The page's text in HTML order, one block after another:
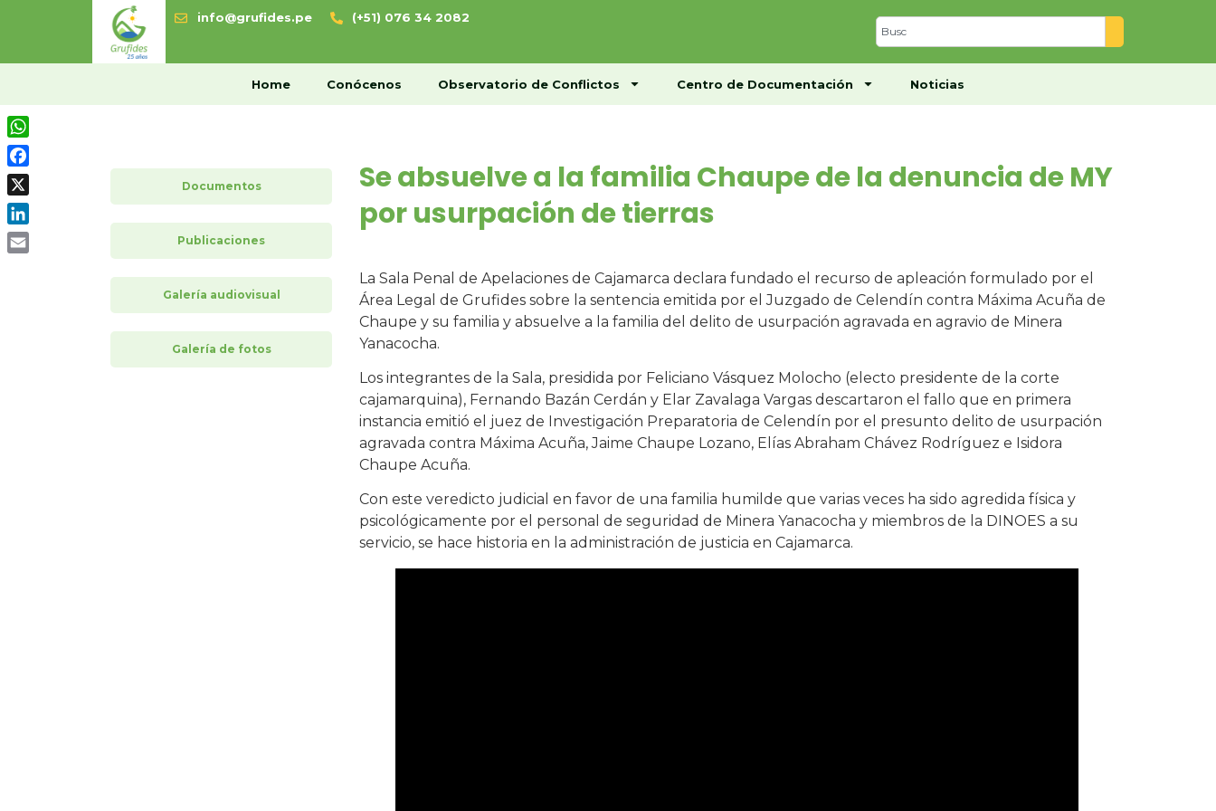
info@grufides.pe (+51) 076 34 2082
Home Conócenos Observatorio de Conflictos Centro de Documentación Noticias
Home Conócenos Centro de Documentación Noticias
Documentos
Publicaciones
Galería audiovisual
Galería de fotos
Se absuelve a la familia Chaupe de la denuncia de MY
por usurpación de tierras
La Sala Penal de Apelaciones de Cajamarca declara fundado el recurso de apleación formulado por el
Área Legal de Grufides sobre la sentencia emitida por el Juzgado de Celendín contra Máxima Acuña de
Chaupe y su familia y absuelve a la familia del delito de usurpación agravada en agravio de Minera
Yanacocha.
Los integrantes de la Sala, presidida por Feliciano Vásquez Molocho (electo presidente de la corte
cajamarquina), Fernando Bazán Cerdán y Elar Zavalaga Vargas descartaron el fallo que en primera
instancia emitió el juez de Investigación Preparatoria de Celendín por el presunto delito de usurpación
agravada contra Máxima Acuña, Jaime Chaupe Lozano, Elías Abraham Chávez Rodríguez e Isidora
Chaupe Acuña.
Con este veredicto judicial en favor de una familia humilde que varias veces ha sido agredida física y
psicológicamente por el personal de seguridad de Minera Yanacocha y miembros de la DINOES a su
servicio, se hace historia en la administración de justicia en Cajamarca.
WhatsApp
Facebook
X
LinkedIn